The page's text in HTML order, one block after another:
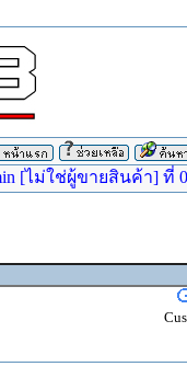
[ไม่ใช่ผู้ขายสินค้า] ที่